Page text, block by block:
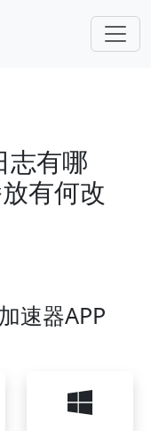
志有哪
有何改
速器APP